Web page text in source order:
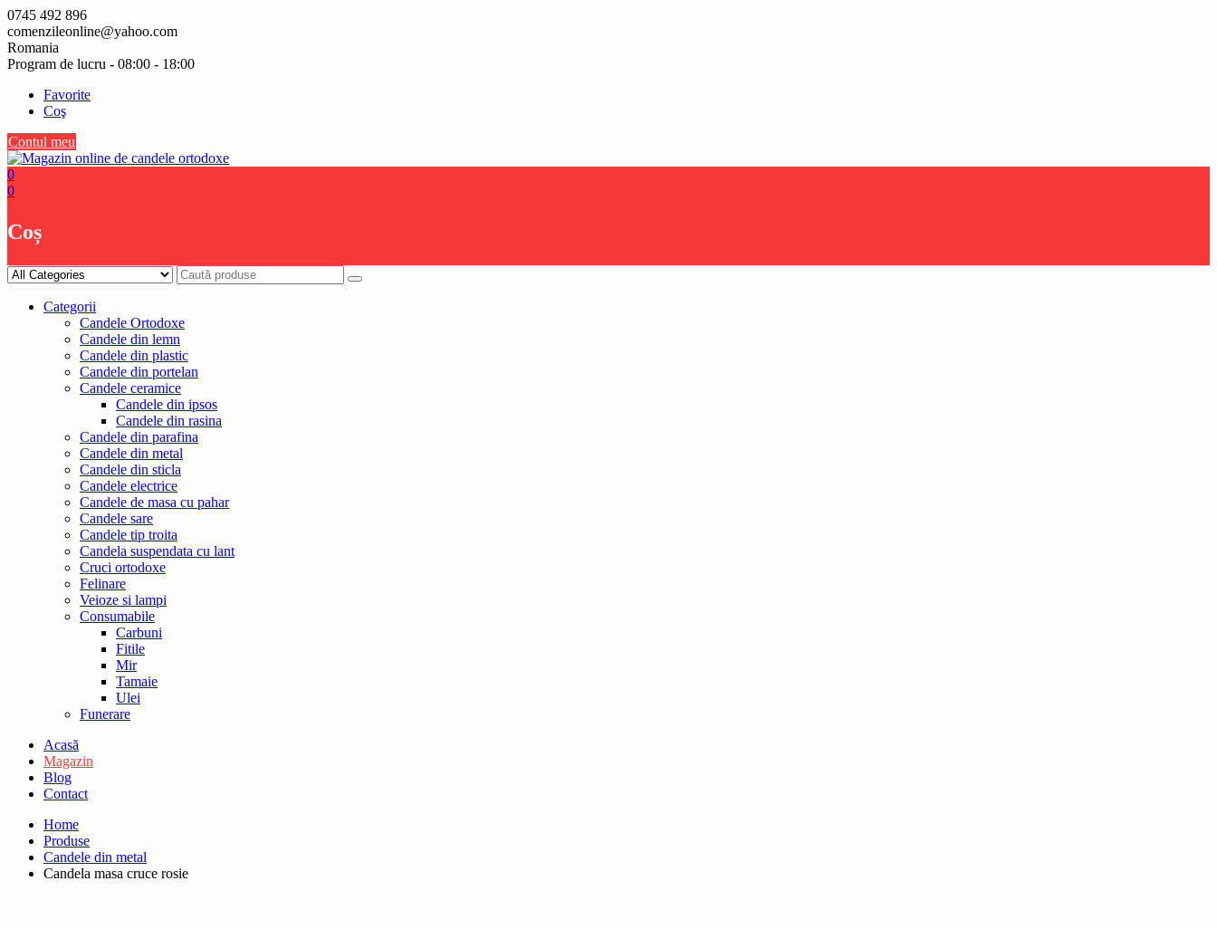
Skip
to
content
0745 492 896
comenzileonline@yahoo.com
Romania
Program de lucru - 08:00 - 18:00
Favorite
Coş
Contul meu
0
0
Coș
Categorii
Candele Ortodoxe
Candele din lemn
Candele din plastic
Candele din portelan
Candele ceramice
Candele din ipsos
Candele din rasina
Candele din parafina
Candele din metal
Candele din sticla
Candele electrice
Candele de masa cu pahar
Candele sare
Candele tip troita
Candela suspendata cu lant
Cruci ortodoxe
Felinare
Veioze si lampi
Consumabile
Carbuni
Fitile
Mir
Tamaie
Ulei
Funerare
Acasă
Magazin
Blog
Contact
Home
Produse
Candele din metal
Candela masa cruce rosie